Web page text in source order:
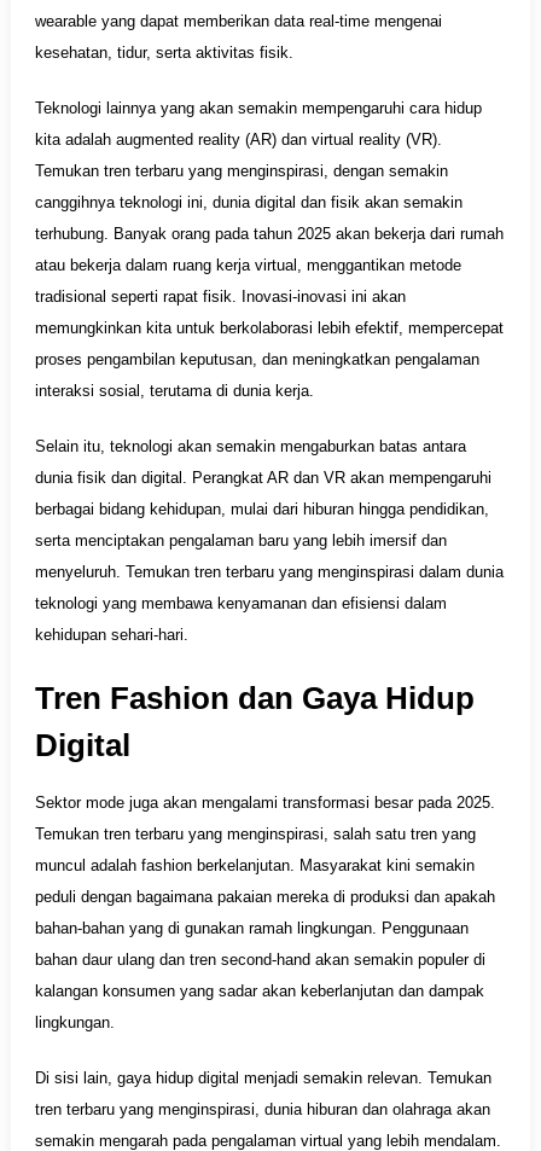
wearable yang dapat memberikan data real-time mengenai
kesehatan, tidur, serta aktivitas fisik.
Teknologi lainnya yang akan semakin mempengaruhi cara hidup
kita adalah augmented reality (AR) dan virtual reality (VR).
Temukan tren terbaru yang menginspirasi, dengan semakin
canggihnya teknologi ini, dunia digital dan fisik akan semakin
terhubung. Banyak orang pada tahun 2025 akan bekerja dari rumah
atau bekerja dalam ruang kerja virtual, menggantikan metode
tradisional seperti rapat fisik. Inovasi-inovasi ini akan
memungkinkan kita untuk berkolaborasi lebih efektif, mempercepat
proses pengambilan keputusan, dan meningkatkan pengalaman
interaksi sosial, terutama di dunia kerja.
Selain itu, teknologi akan semakin mengaburkan batas antara
dunia fisik dan digital. Perangkat AR dan VR akan mempengaruhi
berbagai bidang kehidupan, mulai dari hiburan hingga pendidikan,
serta menciptakan pengalaman baru yang lebih imersif dan
menyeluruh. Temukan tren terbaru yang menginspirasi dalam dunia
teknologi yang membawa kenyamanan dan efisiensi dalam
kehidupan sehari-hari.
Tren Fashion dan Gaya Hidup
Digital
Sektor mode juga akan mengalami transformasi besar pada 2025.
Temukan tren terbaru yang menginspirasi, salah satu tren yang
muncul adalah fashion berkelanjutan. Masyarakat kini semakin
peduli dengan bagaimana pakaian mereka di produksi dan apakah
bahan-bahan yang di gunakan ramah lingkungan. Penggunaan
bahan daur ulang dan tren second-hand akan semakin populer di
kalangan konsumen yang sadar akan keberlanjutan dan dampak
lingkungan.
Di sisi lain, gaya hidup digital menjadi semakin relevan. Temukan
tren terbaru yang menginspirasi, dunia hiburan dan olahraga akan
semakin mengarah pada pengalaman virtual yang lebih mendalam.